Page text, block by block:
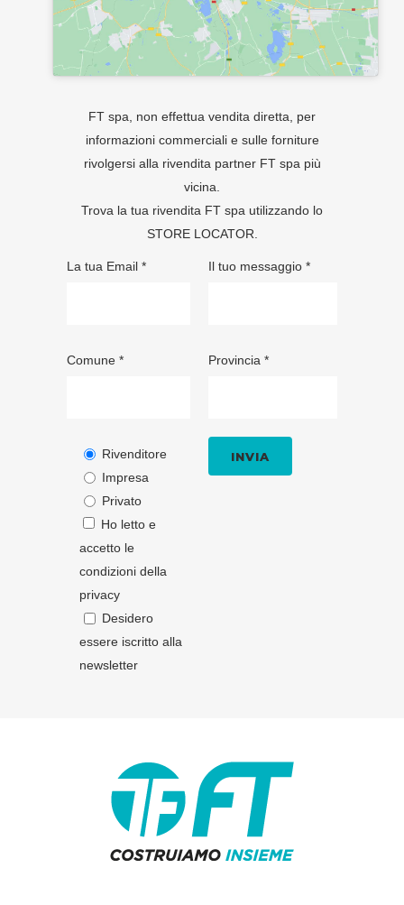
FT spa, non effettua vendita diretta, per
informazioni commerciali e sulle forniture
rivolgersi alla rivendita partner FT spa più
vicina.
Trova la tua rivendita FT spa utilizzando lo
STORE LOCATOR
La tua Email *
Comune *
Rivenditore
Impresa
Privato
Ho letto e
accetto le
condizioni della
privacy
Desidero
essere iscritto alla
newsletter
Il tuo messaggio *
Provincia *